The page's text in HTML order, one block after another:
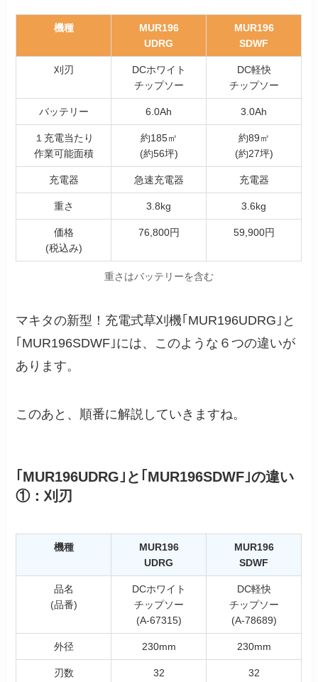
機種
MUR196
UDRG
MUR196
SDWF
刈刃
DCホワイト
チップソー
DC軽快
チップソー
バッテリー 6.0Ah 3.0Ah
１充電当たり
作業可能面積
約185㎡
(約56坪)
約89㎡
(約27坪)
充電器 急速充電器 充電器
重さ 3.8kg 3.6kg
価格
(税込み)
76,800円 59,900円
重さはバッテリーを含む
マキタの新型！充電式草刈機｢MUR196UDRG｣と
｢MUR196SDWF｣には、このような６つの違いが
あります。
このあと、順番に解説していきますね。
｢MUR196UDRG｣と｢MUR196SDWF｣の違い
①：刈刃
機種
MUR196
UDRG
MUR196
SDWF
品名
(品番)
DCホワイト
チップソー
(A-67315)
DC軽快
チップソー
(A-78689)
外径 230mm 230mm
刃数 32 32